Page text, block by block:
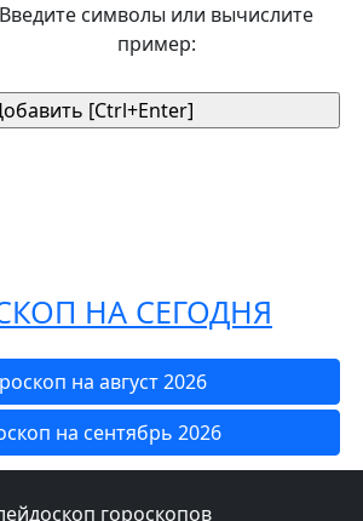
Введите символы или вычислите
пример:
НА СЕГОДНЯ
на август 2026
на сентябрь 2026
гороскопов